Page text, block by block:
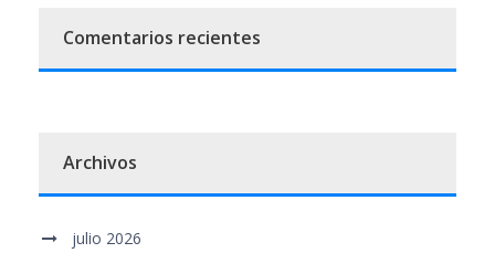
Comentarios recientes
Archivos
julio 2026